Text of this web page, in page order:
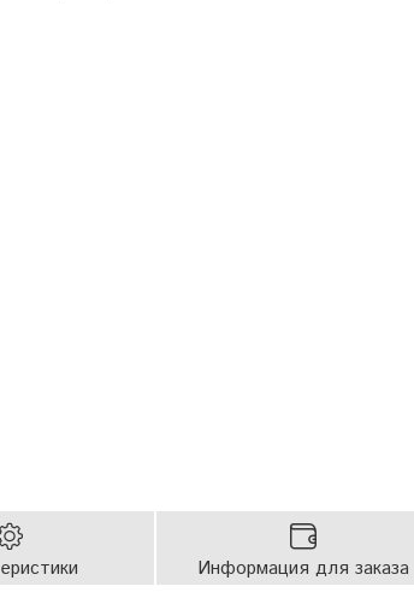
Информация для заказа